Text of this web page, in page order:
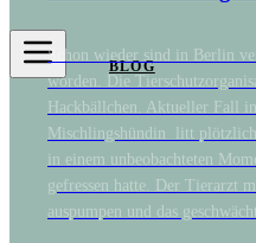
BLOG
Schon wieder sind in Berlin
worden. Die
Hackbällchen. Aktueller Fall
Mischlingshündin litt
in einem unbeobachteten
gefressen hatte. Der Tierarzt
auspumpen und das